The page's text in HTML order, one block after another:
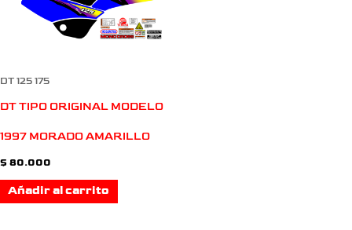
DT 125 175
DT TIPO ORIGINAL MODELO
1997 MORADO AMARILLO
$ 80.000
Añadir al carrito